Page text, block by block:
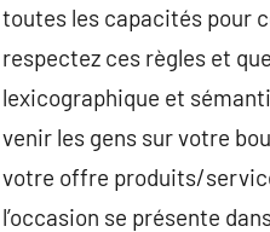
toutes les capacités pour
respectez ces règles et
lexicographique et
venir les gens sur votre
votre offre produits/
l’occasion se présente